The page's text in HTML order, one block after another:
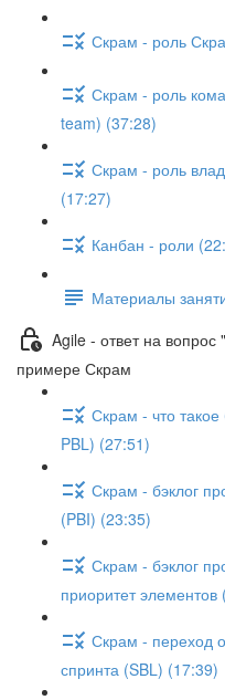
Скрам - роль
Скрам - роль
team) (37:28)
Скрам - роль
(17:27)
Канбан - роли
Материалы
Agile - ответ на вопрос
примере Скрам
Скрам - что такое
PBL) (27:51)
Скрам - бэклог
(PBI) (23:35)
Скрам - бэклог
приоритет элементов
Скрам - переход
спринта (SBL) (17:39)